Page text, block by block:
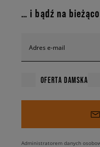
… i bądź na
Adres e-mail
OFERTA DAMSKA
Administratorem danych